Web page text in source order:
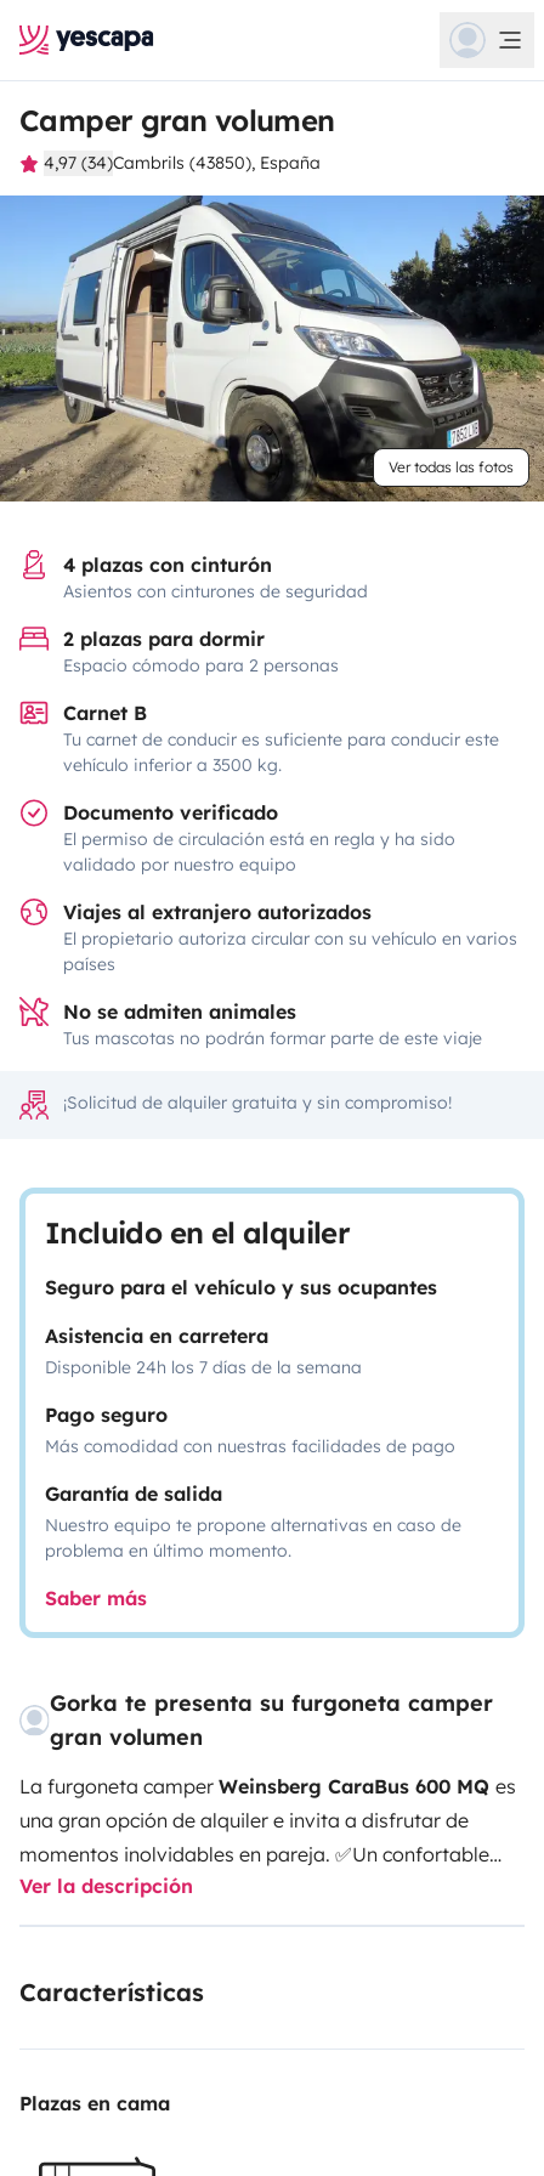
Camper gran volumen
4,97 (34)Cambrils (43850), España
Ver todas las fotos
4 plazas con cinturón
Asientos con cinturones de seguridad
2 plazas para dormir
Espacio cómodo para 2 personas
Carnet B
Tu carnet de conducir es suficiente para conducir este
vehículo inferior a 3500 kg.
Documento verificado
El permiso de circulación está en regla y ha sido
validado por nuestro equipo
Viajes al extranjero autorizados
El propietario autoriza circular con su vehículo en varios
países
No se admiten animales
Tus mascotas no podrán formar parte de este viaje
¡Solicitud de alquiler gratuita y sin compromiso!
Incluido en el alquiler
Seguro para el vehículo y sus ocupantes
Asistencia en carretera
Disponible 24h los 7 días de la semana
Pago seguro
Más comodidad con nuestras facilidades de pago
Garantía de salida
Nuestro equipo te propone alternativas en caso de
problema en último momento.
Saber más
Gorka te presenta su furgoneta camper
gran volumen
La furgoneta camper Weinsberg CaraBus 600 MQ es
una gran opción de alquiler e invita a disfrutar de
momentos inolvidables en pareja. ✅Un confortable
vehículo con tan sólo 5,99m de largo, toda la
movilidad de un turismo con todas las comodidades
hasta 4 personas y una capacidad de noche de
(Colchón espuma Confort), seguido de un espacioso
almacenamiento, WC químico, ducha integrada con
Ver la descripción
Características
Plazas en cama